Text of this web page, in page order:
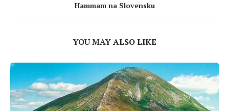
Hammam na Slovensku
YOU MAY ALSO LIKE